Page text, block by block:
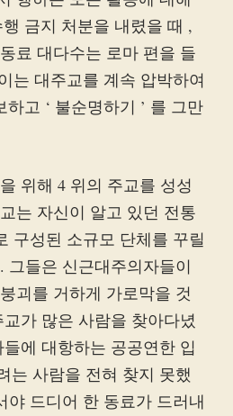
금지 처분을 내렸을 때 ,
료 대다수는 로마 편을 들
는 대주교를 계속 압박하여
고 ‘ 불순명하기 ’ 를 그만
위해 4 위의 주교를 성성
는 자신이 알고 있던 전통
구성된 소규모 단체를 꾸릴
그들은 신근대주의자들이
괴를 거하게 가로막을 것
가 많은 사람을 찾아다녔
에 대항하는 공공연한 입
는 사람을 전혀 찾지 못했
야 드디어 한 동료가 드러내